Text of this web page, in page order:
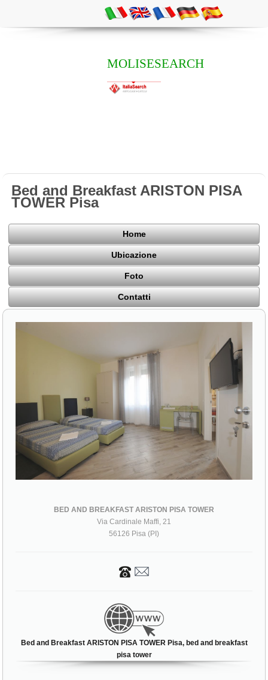
MOLISESEARCH
Bed and Breakfast ARISTON PISA
TOWER Pisa
Home
Ubicazione
Foto
Contatti
BED AND BREAKFAST ARISTON PISA TOWER
Via Cardinale Maffi, 21
56126 Pisa (PI)
Bed and Breakfast ARISTON PISA TOWER Pisa, bed and breakfast
pisa tower